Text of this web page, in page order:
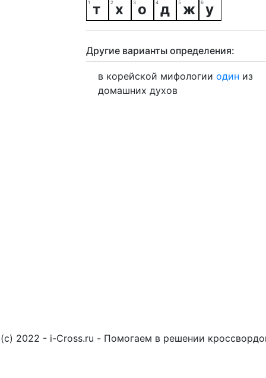
т х о д ж у
Другие варианты определения:
в корейской мифологии один из
домашних духов
(c) 2022 - i-Cross.ru - Помогаем в решении